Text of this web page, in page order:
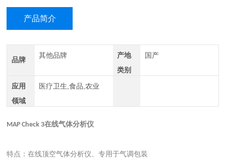
产品简介
品牌
其他品牌
产地
类别
国产
应用
领域
医疗卫生,食品,农业
MAP Check 3在线气体分析仪
特点：在线顶空气体分析仪、专用于气调包装